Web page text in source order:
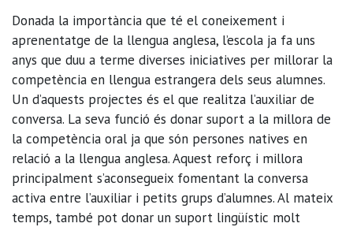
Donada la importància que té el coneixement i
aprenentatge de la llengua anglesa, l’escola ja fa uns
anys que duu a terme diverses iniciatives per millorar la
competència en llengua estrangera dels seus alumnes.
Un d’aquests projectes és el que realitza l’auxiliar de
conversa. La seva funció és donar suport a la millora de
la competència oral ja que són persones natives en
relació a la llengua anglesa. Aquest reforç i millora
principalment s’aconsegueix fomentant la conversa
activa entre l’auxiliar i petits grups d’alumnes. Al mateix
temps, també pot donar un suport lingüístic molt